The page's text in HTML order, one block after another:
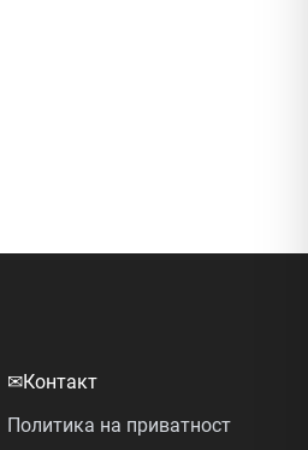
✉Контакт
Политика на приватност